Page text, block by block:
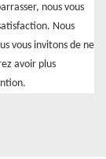
nous vous
Nous
vous invitons de ne
avoir plus